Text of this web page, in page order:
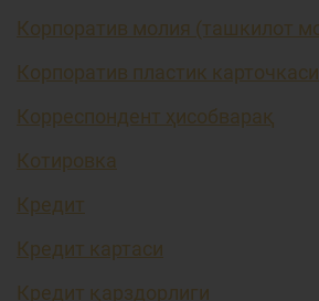
Корпоратив молия (ташкилот
Корпоратив пластик карточкаси
Корреспондент ҳисобварақ
Котировка
Кредит
Кредит картаси
Кредит қарздорлиги